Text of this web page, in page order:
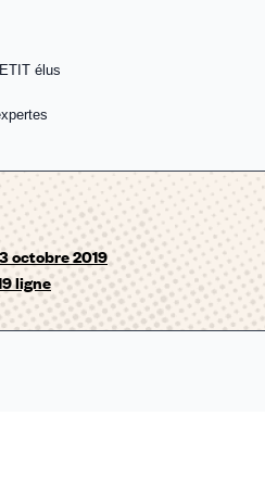
élus
octobre 2019
ligne